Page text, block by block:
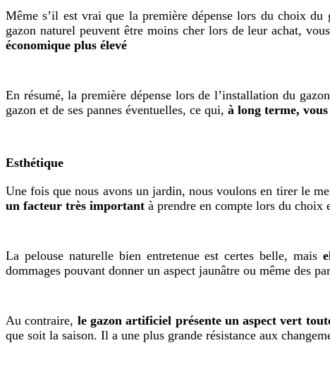
Même s’il est vrai que la première dépense lors du choix
gazon naturel peuvent être moins cher lors de leur achat,
économique plus élevé
En résumé, la première dépense lors de l’installation du
gazon et de ses pannes éventuelles, ce qui, à long terme,
Esthétique
Une fois que nous avons un jardin, nous voulons en tirer le
un facteur très important à prendre en compte lors du
La pelouse naturelle bien entretenue est certes belle, mais
dommages pouvant donner un aspect jaunâtre ou même des
Au contraire, le gazon artificiel présente un aspect vert
que soit la saison. Il a une plus grande résistance aux